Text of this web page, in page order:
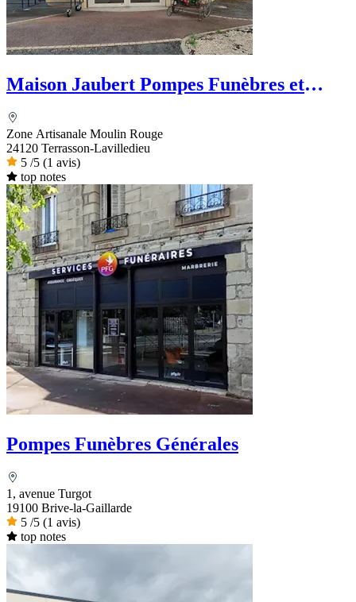
Maison Jaubert Pompes Funèbres et
Zone Artisanale Moulin Rouge
24120 Terrasson-Lavilledieu
5 /5 (1 avis)
top notes
Pompes Funèbres Générales
1, avenue Turgot
19100 Brive-la-Gaillarde
5 /5 (1 avis)
top notes